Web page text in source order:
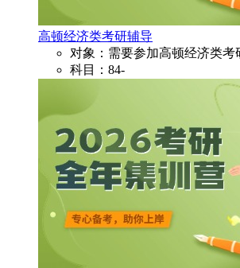
高顿经济类考研辅导
对象：需要参加高顿经济类考
科目：84-